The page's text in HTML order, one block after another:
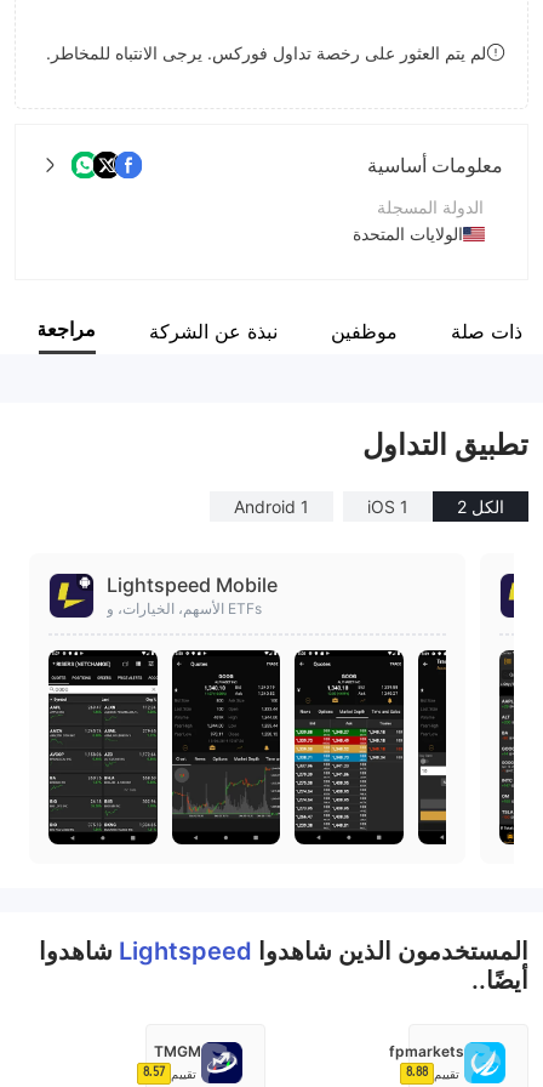
9
8
لم يتم العثور على رخصة تداول فوركس. يرجى الانتباه للمخاطر.
معلومات أساسية
الدولة المسجلة
الولايات المتحدة
اسم الشركةذات صلة موظفين نبذة عن الشركة مراجعة
تطبيق التداول
الكل 2 iOS 1
Android 1
Lightspeed Mobile
الأسهم، الخيارات، و ETFs
المستخدمون الذين شاهدوا Lightspeed شاهدوا
أيضًا..
fpmarkets
تقييم 8.88
TMGM
تقييم 8.57